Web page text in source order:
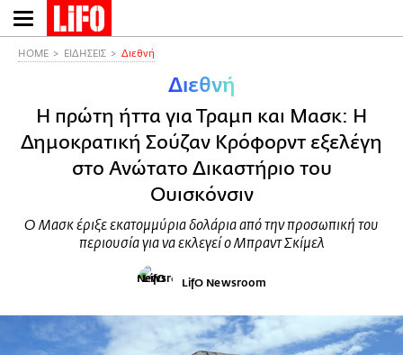
Παράκαμψη
προς
HOME ΕΙΔΗΣΕΙΣ Διεθνή
Διεθνή
Η πρώτη ήττα για Τραμπ και Μασκ: Η
Δημοκρατική Σούζαν Κρόφορντ εξελέγη
στο Ανώτατο Δικαστήριο του
Ουισκόνσιν
Ο Μασκ έριξε εκατομμύρια δολάρια από την προσωπική του
περιουσία για να εκλεγεί ο Μπραντ Σκίμελ
LifO Newsroom